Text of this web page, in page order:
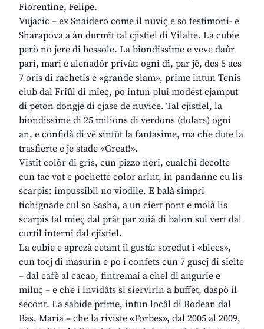
Fiorentine, Felipe.
Vujacic – ex Snaidero come il nuviç e so testimoni- e
Sharapova a àn durmît tal cjistiel di Vilalte. La cubie
però no jere di bessole. La biondissime e veve daûr
pari, mari e alenadôr privât: ogni dì, par jê, des 5 aes
7 oris di rachetis e «grande slam», prime intun Tenis
club dal Friûl di mieç, po intun plui modest cjamput
di peton dongje di cjase de nuvice. Tal cjistiel, la
biondissime di 25 milions di verdons (dolars) ogni
an, e confidà di vê sintût la fantasime, ma che dute la
trasfierte e je stade «Great!».
Vistît colôr di grîs, cun pizzo neri, cualchi decoltè
cun tac vot e pochette color arint, in pandanne cu lis
scarpis: impussibil no viodile. E balà simpri
tichignade cul so Sasha, a un ciert pont e molà lis
scarpis tal mieç dal prât par zuiâ di balon sul vert dal
curtîl interni dal cjistiel.
La cubie e aprezà cetant il gustâ: soredut i «blecs»,
cun tocj di masurin e po i confets cun 7 guscj di sielte
– dal cafè al cacao, fintremai a chel di angurie e
miluç – e che i invidâts si siervirin a buffet, daspò il
secont. La sabide prime, intun locâl di Rodean dal
Bas, Maria – che la riviste «Forbes», dal 2005 al 2009,